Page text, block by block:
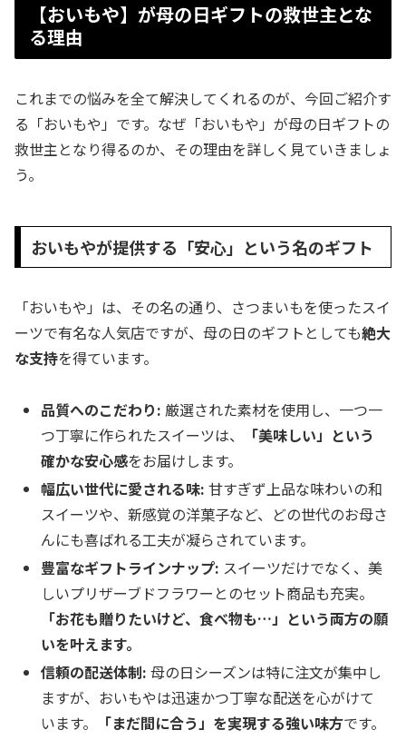
【おいもや】が母の日ギフトの救世主とな
る理由
これまでの悩みを全て解決してくれるのが、今回ご紹介す
る「おいもや」です。なぜ「おいもや」が母の日ギフトの
救世主となり得るのか、その理由を詳しく見ていきましょ
う。
おいもやが提供する「安心」という名のギフト
「おいもや」は、その名の通り、さつまいもを使ったスイ
ーツで有名な人気店ですが、母の日のギフトとしても絶大
な支持を得ています。
品質へのこだわり: 厳選された素材を使用し、一つ一
つ丁寧に作られたスイーツは、
「美味しい」という
確かな安心感をお届けします。
幅広い世代に愛される味: 甘すぎず上品な味わいの和
スイーツや、新感覚の洋菓子など、どの世代のお母さ
んにも喜ばれる工夫が凝らされています。
豊富なギフトラインナップ: スイーツだけでなく、美
しいプリザーブドフラワーとのセット商品も充実。
「お花も贈りたいけど、食べ物も…」という両方の願
いを叶えます。
信頼の配送体制: 母の日シーズンは特に注文が集中し
ますが、おいもやは迅速かつ丁寧な配送を心がけて
います。
「まだ間に合う」を実現する強い味方です。